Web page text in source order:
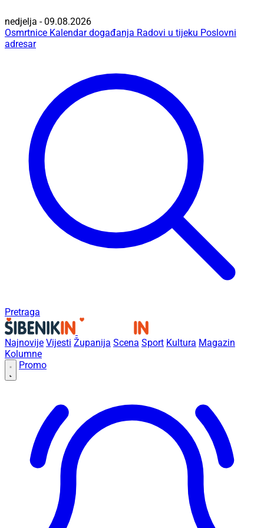
nedjelja - 09.08.2026
Osmrtnice Kalendar događanja Radovi u tijeku Poslovni
adresar
Pretraga
Najnovije Vijesti Županija Scena Sport Kultura Magazin
Kolumne
Promo